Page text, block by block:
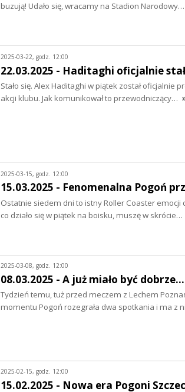
buzują! Udało się, wracamy na Stadion Narodowy…
2025-03-22, godz. 12:00
22.03.2025 - Haditaghi oficjalnie
Stało się. Alex Haditaghi w piątek został oficjalnie
akcji klubu. Jak komunikował to przewodniczący…
2025-03-15, godz. 12:00
15.03.2025 - Fenomenalna Pogoń
Ostatnie siedem dni to istny Roller Coaster
co działo się w piątek na boisku, muszę w skrócie…
2025-03-08, godz. 12:00
08.03.2025 - A już miało być dobrze...
Tydzień temu, tuż przed meczem z Lechem
momentu Pogoń rozegrała dwa spotkania i ma z
2025-02-15, godz. 12:00
15.02.2025 - Nowa era Pogoni